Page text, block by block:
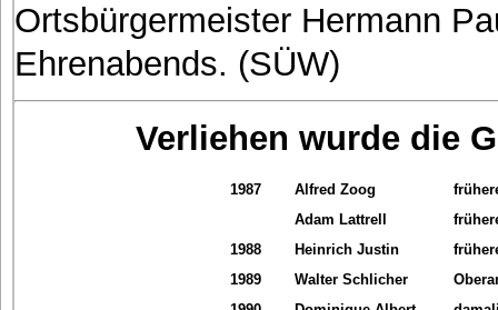
Ortsbürgermeister Hermann
Ehrenabends. (SÜW)
Verliehen wurde die
1987 Alfred Zoog
Adam Lattrell
1988
Heinrich Justin
1989
Walter Schlicher